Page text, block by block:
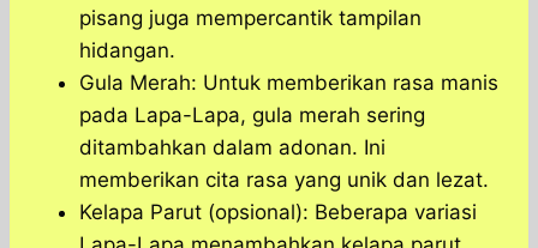
pisang juga mempercantik tampilan
hidangan.
Gula Merah: Untuk memberikan rasa manis
pada Lapa-Lapa, gula merah sering
ditambahkan dalam adonan. Ini
memberikan cita rasa yang unik dan lezat.
Kelapa Parut (opsional): Beberapa variasi